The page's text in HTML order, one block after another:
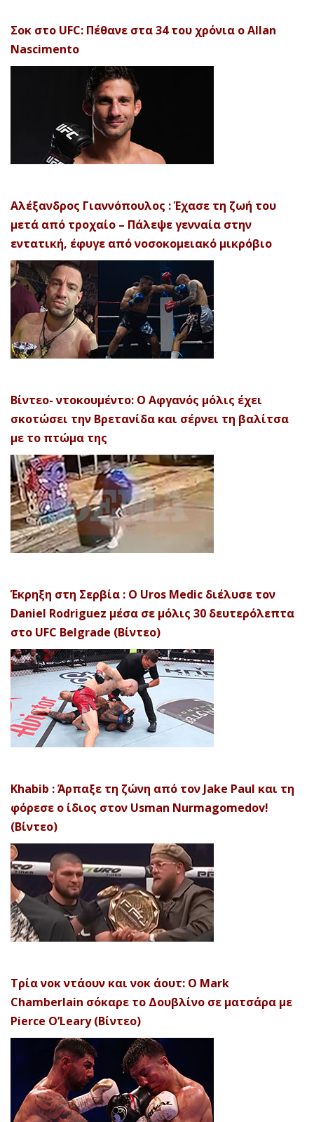
Σοκ στο UFC: Πέθανε στα 34 του χρόνια ο Allan
Nascimento
Αλέξανδρος Γιαννόπουλος : Έχασε τη ζωή του
μετά από τροχαίο – Πάλεψε γενναία στην
εντατική, έφυγε από νοσοκομειακό μικρόβιο
Βίντεο- ντοκουμέντο: Ο Αφγανός μόλις έχει
σκοτώσει την Βρετανίδα και σέρνει τη βαλίτσα
με το πτώμα της
Έκρηξη στη Σερβία : Ο Uros Medic διέλυσε τον
Daniel Rodriguez μέσα σε μόλις 30 δευτερόλεπτα
στο UFC Belgrade (Βίντεο)
Khabib : Άρπαξε τη ζώνη από τον Jake Paul και τη
φόρεσε ο ίδιος στον Usman Nurmagomedov!
(Βίντεο)
Τρία νοκ ντάουν και νοκ άουτ: Ο Mark
Chamberlain σόκαρε το Δουβλίνο σε ματσάρα με
Pierce O’Leary (Βίντεο)